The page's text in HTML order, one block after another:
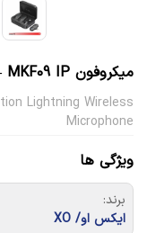
میکروفون XO – MKF09 IP
Lightning Wireless
Microphone
ویژگی ها
برند:
ایکس او/ XO